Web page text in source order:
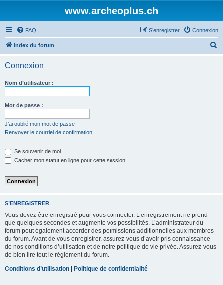
www.archeoplus.ch
FAQ Connexion
S’enregistrer
Index du forum
Connexion
Nom d’utilisateur :
Mot de passe :
J’ai oublié mon mot de passe
Renvoyer le courriel de confirmation
Se souvenir de moi
Cacher mon statut en ligne pour cette session
S’ENREGISTRER
Vous devez être enregistré pour vous connecter. L’enregistrement ne prend
que quelques secondes et augmente vos possibilités. L’administrateur du
forum peut également accorder des permissions additionnelles aux membres
du forum. Avant de vous enregistrer, assurez-vous d’avoir pris connaissance
de nos conditions d’utilisation et de notre politique de vie privée. Assurez-vous
de bien lire tout le règlement du forum.
Conditions d’utilisation | Politique de confidentialité